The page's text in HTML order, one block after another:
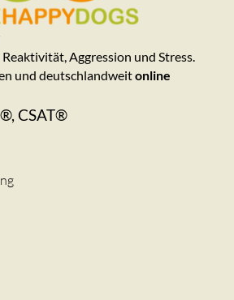
Aggression und Stress.
und deutschlandweitonline
CSAT®